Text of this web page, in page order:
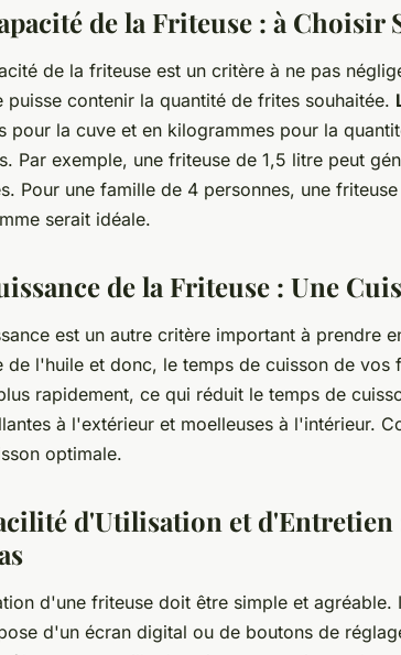
de la Friteuse : à Choisir
de la friteuse est un critère à ne pas
puisse contenir la quantité de frites souhaitée.
pour la cuve et en kilogrammes pour la
Par exemple, une friteuse de 1,5 litre peut
Pour une famille de 4 personnes, une
serait idéale.
de la Friteuse : Une
est un autre critère important à prendre
de l'huile et donc, le temps de cuisson de vos
rapidement, ce qui réduit le temps de
à l'extérieur et moelleuses à l'intérieur.
optimale.
d'Utilisation et d'Entretien
d'une friteuse doit être simple et
d'un écran digital ou de boutons de